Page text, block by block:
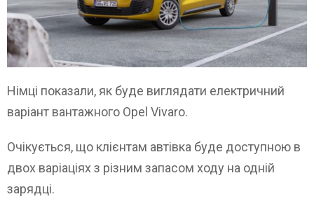
Німці показали, як буде виглядати електричний
варіант вантажного Opel Vivaro.
Очікується, що клієнтам автівка буде доступною в
двох варіаціях з різним запасом ходу на одній
зарядці.